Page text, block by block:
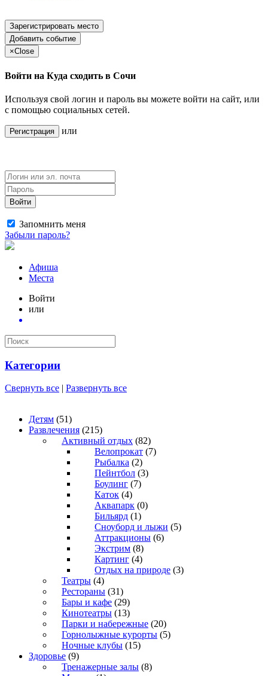
Зарегистрировать место
Добавить событие
×Close
Войти на Куда сходить в Сочи
Используя свой логин и пароль вы можете войти на сайт, или
с помощью социальных сетей.
Регистрация или
Войти
Запомнить меня
Забыли пароль?
Афиша
Места
Войти
или
Категории
Свернуть все | Развернуть все
Детям (51)
Развлечения (215)
Активный отдых (82)
Велопрокат (7)
Рыбалка (2)
Пейнтбол (3)
Боулинг (7)
Каток (4)
Аквапарк (0)
Бильярд (1)
Сноуборд и лыжи (5)
Аттракционы (6)
Экстрим (8)
Картинг (4)
Отдых на природе (3)
Театры (4)
Рестораны (31)
Бары и кафе (29)
Кинотеатры (13)
Парки и набережные (20)
Горнолыжные курорты (5)
Ночные клубы (15)
Здоровье (9)
Тренажерные залы (8)